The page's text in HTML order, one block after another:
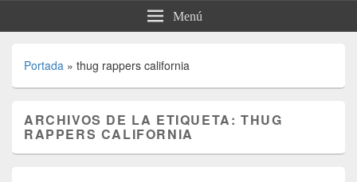
Menú
Portada » thug rappers california
ARCHIVOS DE LA ETIQUETA:THUG
RAPPERS CALIFORNIA